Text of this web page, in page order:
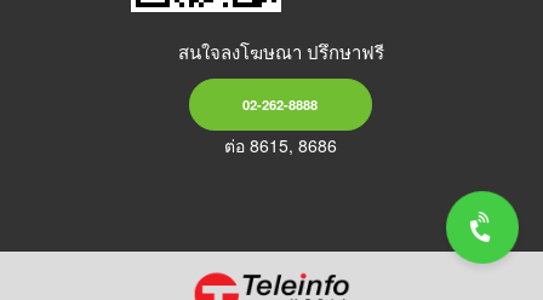
สนใจลงโฆษณา ปรึกษาฟรี
02-262-8888
ต่อ 8615, 8686